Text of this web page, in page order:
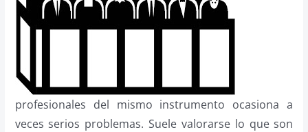
profesionales del mismo instrumento ocasiona a
veces serios problemas. Suele valorarse lo que son